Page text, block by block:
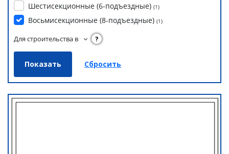
Шестисекционные (6-подъездные) (1)
Восьмисекционные (8-подъездные) (1)
Для строительства в ?